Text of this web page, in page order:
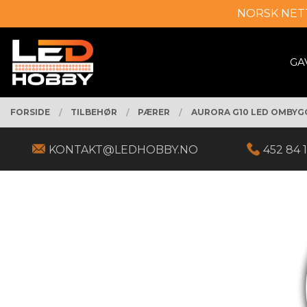
til
innholdet
NORSK
PRODUKTER
FORSIDE TILBEHØR PÆRER AURORA G10 LED
KONTAKT@LEDHOBBY.NO 452 84